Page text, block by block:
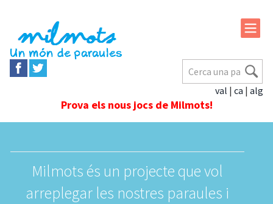
val | ca | alg
Prova els nous jocs de Milmots!
Milmots és un projecte que vol
arreplegar les nostres paraules i